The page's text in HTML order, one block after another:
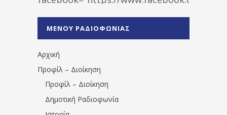
1531194763766854/" artist="" ]
ΜΕΝΟΥ ΡΑΔΙΟΦΩΝΙΑΣ
Αρχική
Προφίλ – Διοίκηση
Προφίλ – Διοίκηση
Δημοτική Ραδιοφωνία